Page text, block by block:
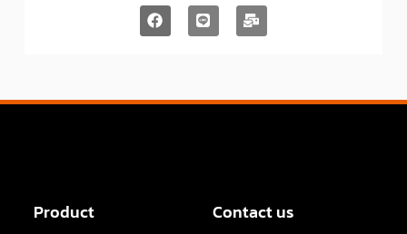
Product
Contact us